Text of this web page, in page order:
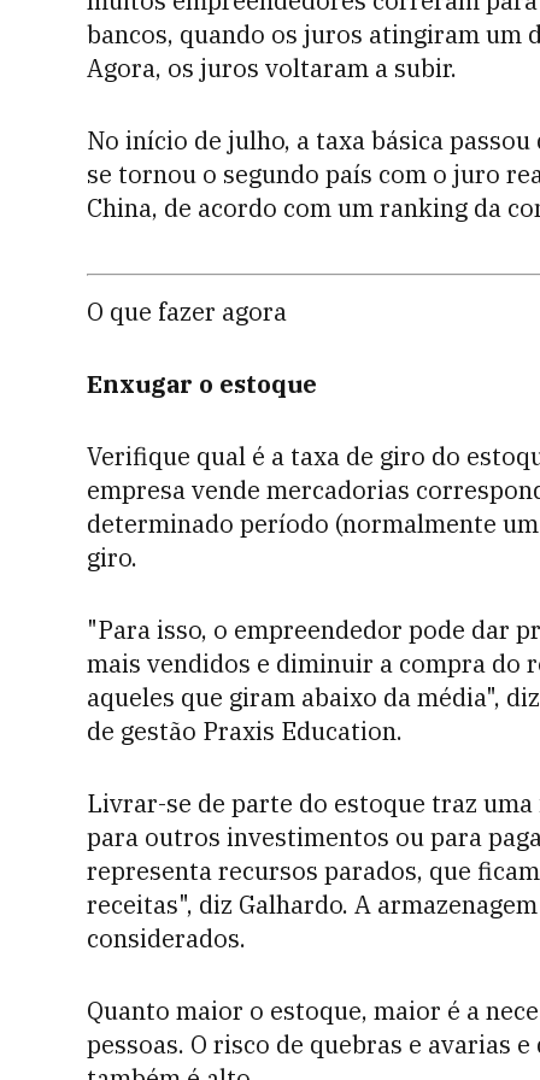
bancos, quando os juros atingiram um
Agora, os juros voltaram a subir.
No início de julho, a taxa básica
se tornou o segundo país com o juro
China, de acordo com um ranking da
O que fazer agora
Enxugar o estoque
Verifique qual é a taxa de giro do
empresa vende mercadorias
determinado período (normalmente
giro.
"Para isso, o empreen­dedor pode dar
mais vendidos e diminuir a compra do
aqueles que giram abaixo da média",
de gestão Praxis Education.
Livrar-se de parte do estoque traz
para outros investimentos ou para
representa recursos parados, que
receitas", diz Galhardo. A
considerados.
Quanto maior o estoque, maior é a
pessoas. O risco de quebras e avarias